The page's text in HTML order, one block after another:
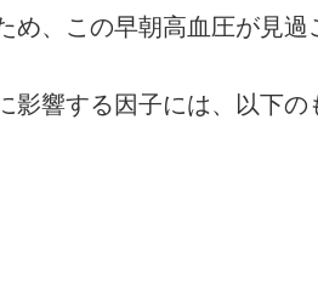
め、この早朝高血圧が見過
影響する因子には、以下の